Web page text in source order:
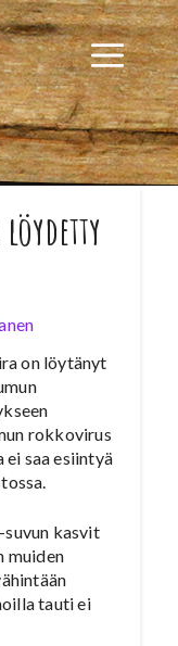
on löytänyt
rokkovirus
ei saa esiintyä
suvun kasvit
muiden
tauti ei